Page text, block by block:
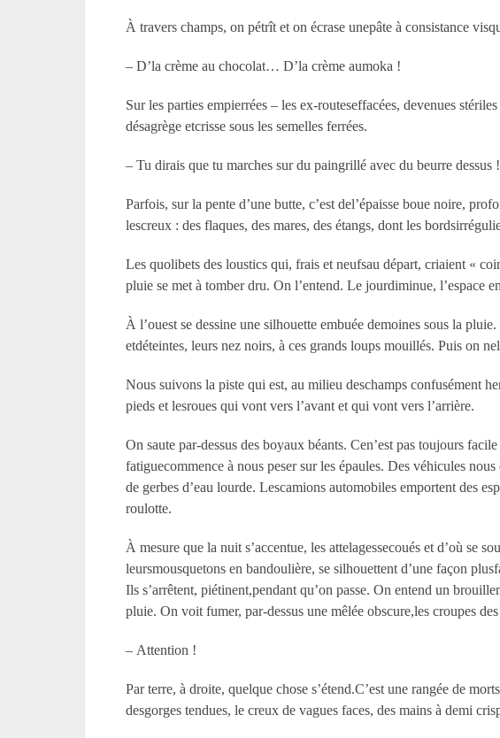
À travers champs, on pétrît et on écrase unepâte à consistance
– D’la crème au chocolat… D’la crème aumoka !
Sur les parties empierrées – les ex-routeseffacées, devenues
désagrège etcrisse sous les semelles ferrées.
– Tu dirais que tu marches sur du paingrillé avec du beurre dessus !
Parfois, sur la pente d’une butte, c’est del’épaisse boue noire,
lescreux : des flaques, des mares, des étangs, dont les
Les quolibets des loustics qui, frais et neufsau départ, criaient «
pluie se met à tomber dru. On l’entend. Le jourdiminue, l’espace
À l’ouest se dessine une silhouette embuée demoines sous la
etdéteintes, leurs nez noirs, à ces grands loups mouillés. Puis on
Nous suivons la piste qui est, au milieu deschamps confusément
pieds et lesroues qui vont vers l’avant et qui vont vers l’arrière.
On saute par-dessus des boyaux béants. Cen’est pas toujours
fatiguecommence à nous peser sur les épaules. Des véhicules
de gerbes d’eau lourde. Lescamions automobiles emportent des
roulotte.
À mesure que la nuit s’accentue, les attelagessecoués et d’où se
leursmousquetons en bandoulière, se silhouettent d’une façon
Ils s’arrêtent, piétinent,pendant qu’on passe. On entend un
pluie. On voit fumer, par-dessus une mêlée obscure,les croupes
– Attention !
Par terre, à droite, quelque chose s’étend.C’est une rangée de
desgorges tendues, le creux de vagues faces, des mains à demi